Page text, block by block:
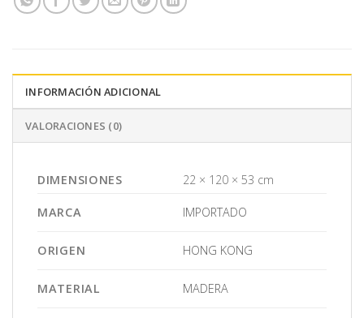
INFORMACIÓN ADICIONAL
VALORACIONES (0)
DIMENSIONES 22 × 120 × 53 cm
MARCA IMPORTADO
ORIGEN HONG KONG
MATERIAL MADERA